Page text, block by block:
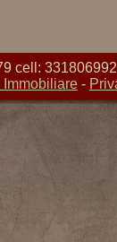
cell:
Immobiliare -